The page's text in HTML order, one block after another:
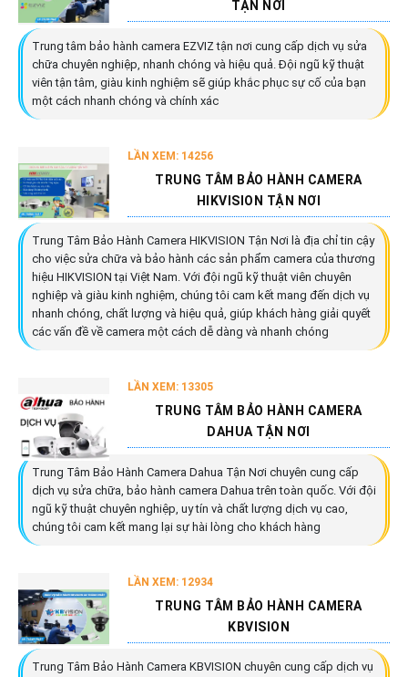
TẬN NƠI
Trung tâm bảo hành camera EZVIZ tận nơi cung cấp dịch vụ sửa
chữa chuyên nghiệp, nhanh chóng và hiệu quả. Đội ngũ kỹ thuật
viên tận tâm, giàu kinh nghiệm sẽ giúp khắc phục sự cố của bạn
một cách nhanh chóng và chính xác
LẦN XEM: 14256
TRUNG TÂM BẢO HÀNH CAMERA
HIKVISION TẬN NƠI
Trung Tâm Bảo Hành Camera HIKVISION Tận Nơi là địa chỉ tin cậy
cho việc sửa chữa và bảo hành các sản phẩm camera của thương
hiệu HIKVISION tại Việt Nam. Với đội ngũ kỹ thuật viên chuyên
nghiệp và giàu kinh nghiệm, chúng tôi cam kết mang đến dịch vụ
nhanh chóng, chất lượng và hiệu quả, giúp khách hàng giải quyết
các vấn đề về camera một cách dễ dàng và nhanh chóng
LẦN XEM: 13305
TRUNG TÂM BẢO HÀNH CAMERA
DAHUA TẬN NƠI
Trung Tâm Bảo Hành Camera Dahua Tận Nơi chuyên cung cấp
dịch vụ sửa chữa, bảo hành camera Dahua trên toàn quốc. Với đội
ngũ kỹ thuật chuyên nghiệp, uy tín và chất lượng dịch vụ cao,
chúng tôi cam kết mang lại sự hài lòng cho khách hàng
LẦN XEM: 12934
TRUNG TÂM BẢO HÀNH CAMERA
KBVISION
Trung Tâm Bảo Hành Camera KBVISION chuyên cung cấp dịch vụ